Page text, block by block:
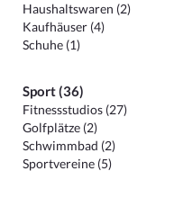
Haushaltswaren (2)
Kaufhäuser (4)
Schuhe (1)
Sport (36)
Fitnessstudios (27)
Golfplätze (2)
Schwimmbad (2)
Sportvereine (5)